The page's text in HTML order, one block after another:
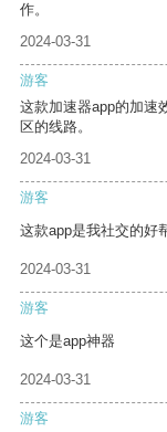
作。
2024-03-31
游客
这款加速器app的加速
区的线路。
2024-03-31
游客
这款app是我社交的好
2024-03-31
游客
这个是app神器
2024-03-31
游客